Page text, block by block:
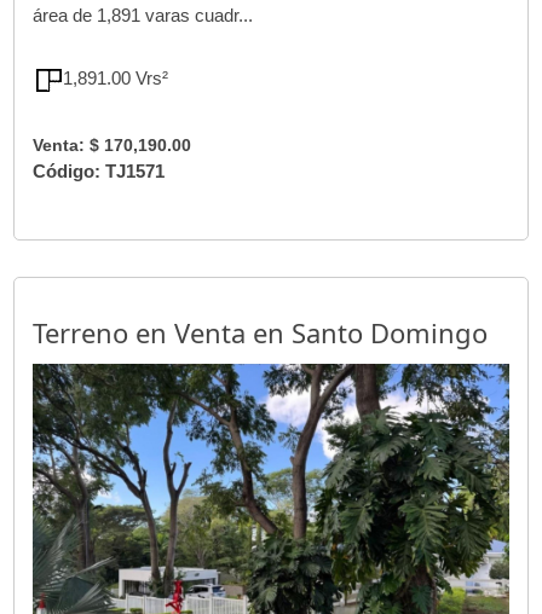
área de 1,891 varas cuadr...
1,891.00 Vrs²
Venta: $ 170,190.00
Código: TJ1571
Terreno en Venta en Santo Domingo